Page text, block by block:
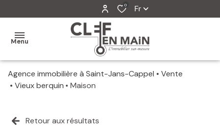
0 Fr
Menu
MON
MES
Agence immobilière à Saint-Jans-Cappel
Vente
Vieux berquin
Maison
Retour aux résultats